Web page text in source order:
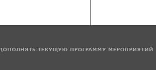
ТЕКУЩУЮ ПРОГРАММУ МЕРОПРИЯТИЙ